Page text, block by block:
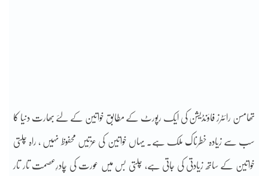
تھامسن رائٹرز فاؤنڈیشن کی ایک رپورٹ کے مطابق خواتین کے لئے بھارت دنیا کا
سب سے زیادہ خطرناک ملک ہے۔ یہاں خواتین کی عزتیں محفوظ نہیں ، راہ چلتی
خواتین کے ساتھ زیادتی کی جاتی ہے، چلتی بس میں عورت کی چادرِعصمت تار تار